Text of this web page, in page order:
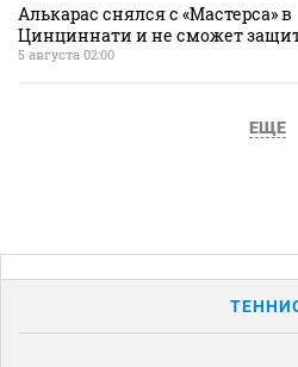
Алькарас снялся с «Мастерса» в
Цинциннати и не сможет
5 августа 02:00
ЕЩЕ